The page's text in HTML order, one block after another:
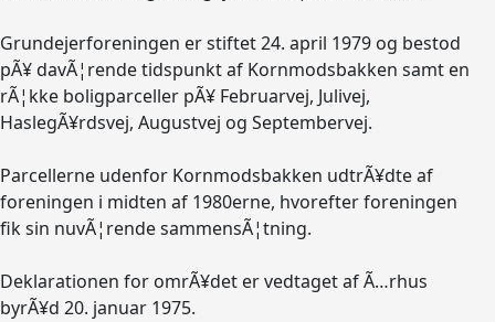
Grundejerforeningen er stiftet 24. april 1979 og bestod
pÃ¥ davÃ¦rende tidspunkt af Kornmodsbakken samt en
rÃ¦kke boligparceller pÃ¥ Februarvej, Julivej,
HaslegÃ¥rdsvej, Augustvej og Septembervej.
Parcellerne udenfor Kornmodsbakken udtrÃ¥dte af
foreningen i midten af 1980erne, hvorefter foreningen
fik sin nuvÃ¦rende sammensÃ¦tning.
Deklarationen for omrÃ¥det er vedtaget af Ã…rhus
byrÃ¥d 20. januar 1975.